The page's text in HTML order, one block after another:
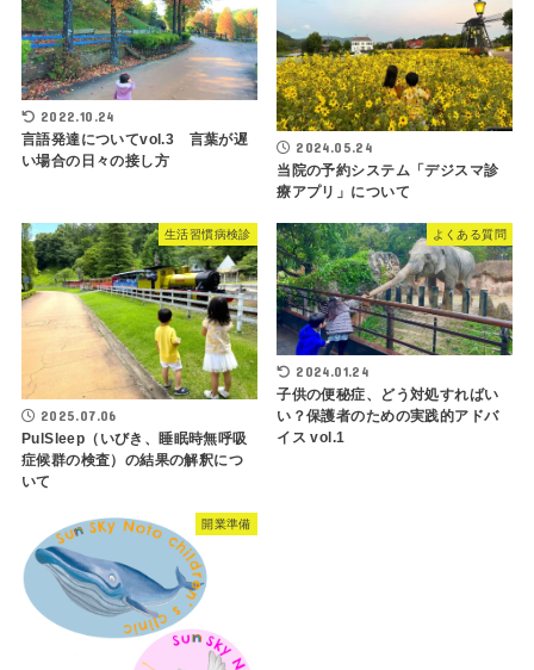
2022.10.24
言語発達についてvol.3 言葉が遅
い場合の日々の接し方
2024.05.24
当院の予約システム「デジスマ診
療アプリ」について
生活習慣病検診
2025.07.06
PulSleep（いびき、睡眠時無呼吸
症候群の検査）の結果の解釈につ
いて
よくある質問
2024.01.24
子供の便秘症、どう対処すればい
い？保護者のための実践的アドバ
イス vol.1
開業準備